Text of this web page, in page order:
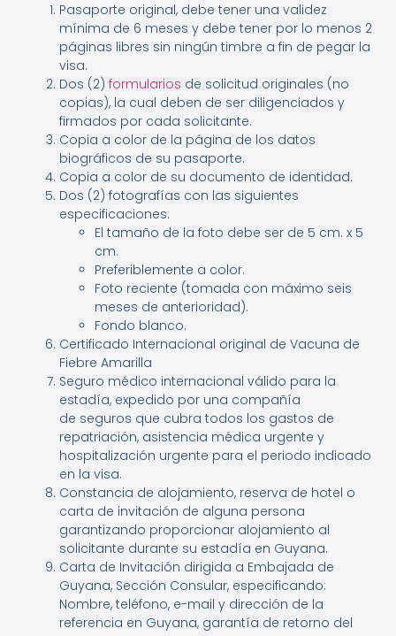
Pasaporte original, debe tener una validez
mínima de 6 meses y debe tener por lo menos 2
páginas libres sin ningún timbre a fin de pegar la
visa.
Dos (2) formularios de solicitud originales (no
copias), la cual deben de ser diligenciados y
firmados por cada solicitante.
Copia a color de la página de los datos
biográficos de su pasaporte.
Copia a color de su documento de identidad.
Dos (2) fotografías con las siguientes
especificaciones:
El tamaño de la foto debe ser de 5 cm. x 5
cm.
Preferiblemente a color.
Foto reciente (tomada con máximo seis
meses de anterioridad).
Fondo blanco.
Certificado Internacional original de Vacuna de
Fiebre Amarilla
Seguro médico internacional válido para la
estadía, expedido por una compañía
de seguros que cubra todos los gastos de
repatriación, asistencia médica urgente y
hospitalización urgente para el periodo indicado
en la visa.
Constancia de alojamiento, reserva de hotel o
carta de invitación de alguna persona
garantizando proporcionar alojamiento al
solicitante durante su estadía en Guyana.
Carta de Invitación dirigida a Embajada de
Guyana, Sección Consular, especificando:
Nombre, teléfono, e-mail y dirección de la
referencia en Guyana, garantía de retorno del